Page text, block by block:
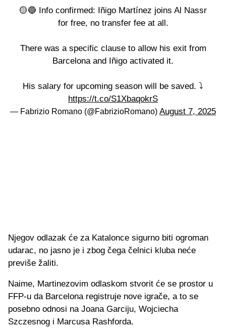
🟡🔵 Info confirmed: Iñigo Martínez joins Al Nassr
for free, no transfer fee at all.
There was a specific clause to allow his exit from
Barcelona and Iñigo activated it.
His salary for upcoming season will be saved. ⤵️
https://t.co/S1XbaqokrS
— Fabrizio Romano (@FabrizioRomano) August 7, 2025
Njegov odlazak će za Katalonce sigurno biti ogroman
udarac, no jasno je i zbog čega čelnici kluba neće
previše žaliti.
Naime, Martinezovim odlaskom stvorit će se prostor u
FFP-u da Barcelona registruje nove igrače, a to se
posebno odnosi na Joana Garciju, Wojciecha
Szczesnog i Marcusa Rashforda.